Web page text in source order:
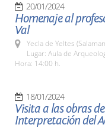
20/01/2024
Homenaje al
Val
Yecla de Yeltes
Lugar: Aula de
Hora: 14:00 h.
18/01/2024
Visita a las obras
Interpretación del